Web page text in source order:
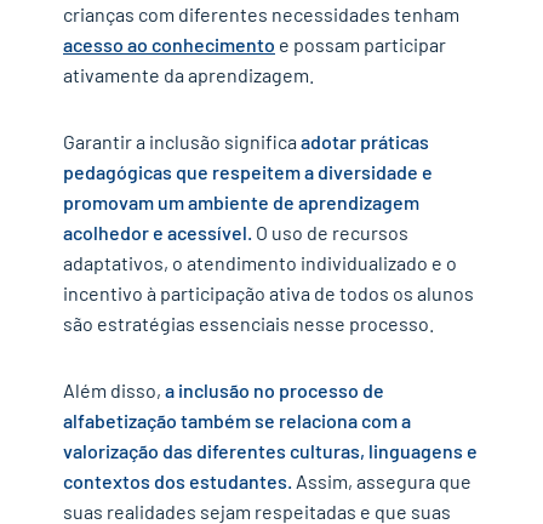
crianças com diferentes necessidades tenham
acesso ao conhecimento e possam participar
ativamente da aprendizagem.
Garantir a inclusão significa adotar práticas
pedagógicas que respeitem a diversidade e
promovam um ambiente de aprendizagem
acolhedor e acessível. O uso de recursos
adaptativos, o atendimento individualizado e o
incentivo à participação ativa de todos os alunos
são estratégias essenciais nesse processo.
Além disso, a inclusão no processo de
alfabetização também se relaciona com a
valorização das diferentes culturas, linguagens e
contextos dos estudantes. Assim, assegura que
suas realidades sejam respeitadas e que suas